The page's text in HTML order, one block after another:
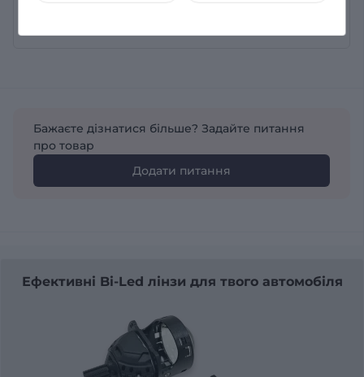
Бажаєте дізнатися більше? Задайте питання
про товар
Додати питання
Ефективні Bi-Led лінзи для твого автомобіля